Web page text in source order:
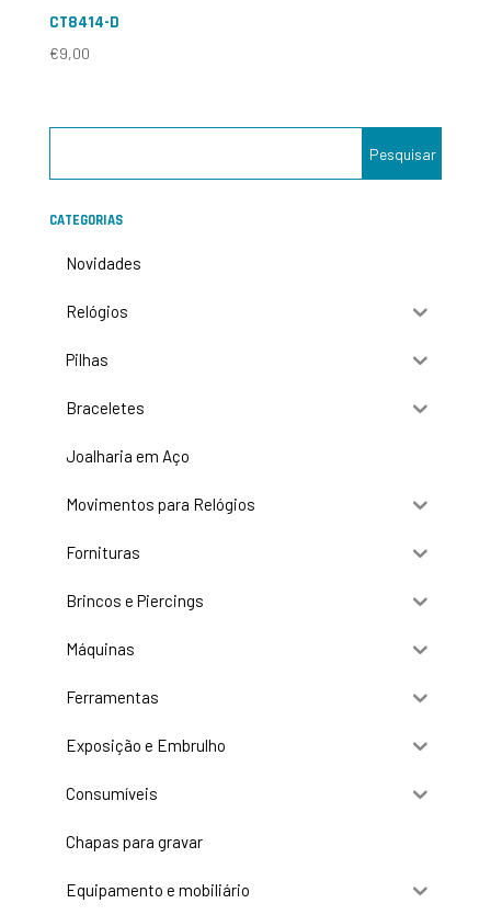
CT8414-D
€9,00
CATEGORIAS
Novidades
Relógios
Pilhas
Braceletes
Joalharia em Aço
Movimentos para Relógios
Fornituras
Brincos e Piercings
Máquinas
Ferramentas
Exposição e Embrulho
Consumíveis
Chapas para gravar
Equipamento e mobiliário